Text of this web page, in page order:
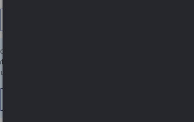
RSD di un
ad integrare la
suo territorio; e